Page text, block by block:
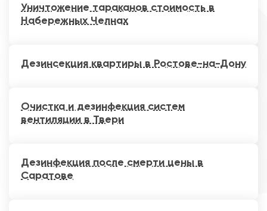
Уничтожение тараканов стоимость в
Набережных Челнах
Дезинсекция квартиры в Ростове-на-Дону
Очистка и дезинфекция систем
вентиляции в Твери
Дезинфекция после смерти цены в
Саратове